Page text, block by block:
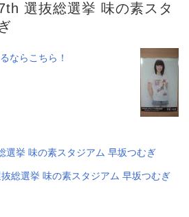
選抜総選挙 味の素スタ
ならこちら！
選挙 味の素スタジアム 早坂つむぎ